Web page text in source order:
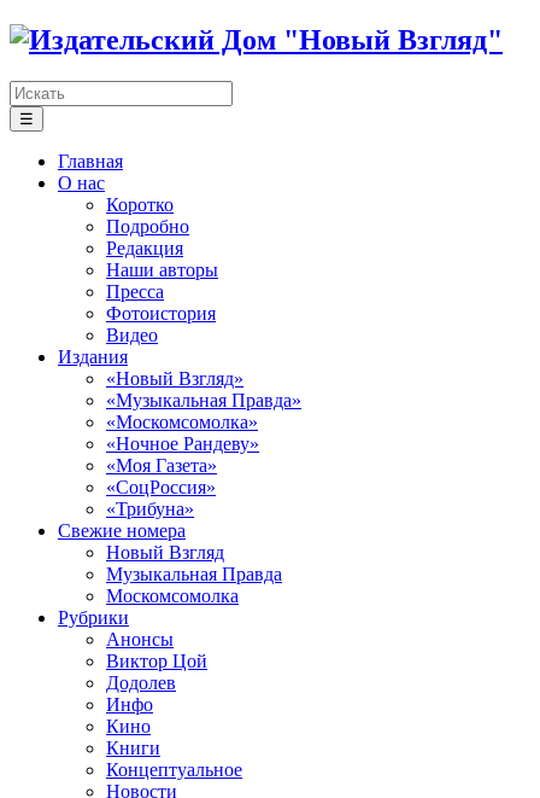
☰
Главная
О нас
Коротко
Подробно
Редакция
Наши авторы
Пресса
Фотоистория
Видео
Издания
«Новый Взгляд»
«Музыкальная Правда»
«Москомсомолка»
«Ночное Рандеву»
«Моя Газета»
«СоцРоссия»
«Трибуна»
Свежие номера
Новый Взгляд
Музыкальная Правда
Москомсомолка
Рубрики
Анонсы
Виктор Цой
Додолев
Инфо
Кино
Книги
Концептуальное
Новости